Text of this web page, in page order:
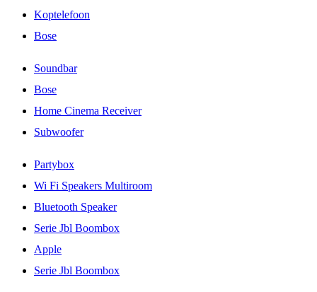
Koptelefoon
Bose
Soundbar
Bose
Home Cinema Receiver
Subwoofer
Partybox
Wi Fi Speakers Multiroom
Bluetooth Speaker
Serie Jbl Boombox
Apple
Serie Jbl Boombox